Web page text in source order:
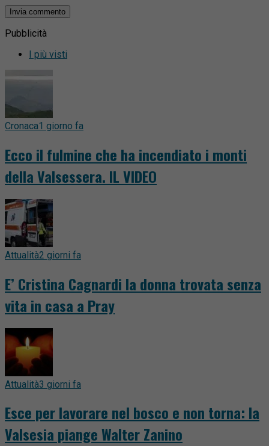
Pubblicità
I più visti
Cronaca1 giorno fa
Ecco il fulmine che ha incendiato i monti
della Valsessera. IL VIDEO
Attualità2 giorni fa
E’ Cristina Cagnardi la donna trovata senza
vita in casa a Pray
Attualità3 giorni fa
Esce per lavorare nel bosco e non torna: la
Valsesia piange Walter Zanino